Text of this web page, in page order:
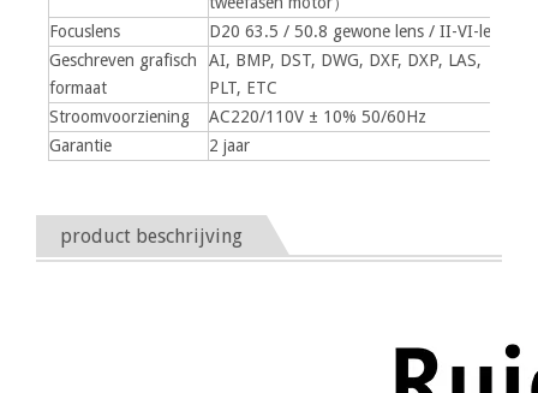
Focuslens
D20 63.5 / 50.8 gewone lens / II-VI-lens
Geschreven grafisch
formaat
AI, BMP, DST, DWG, DXF, DXP, LAS,
PLT, ETC
Stroomvoorziening
AC220/110V ± 10% 50/60Hz
Garantie
2 jaar
product beschrijving